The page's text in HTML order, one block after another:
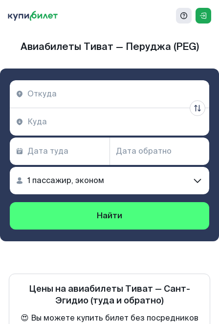
Авиабилеты Тиват — Перуджа (PEG)
Найти
Цены на авиабилеты Тиват — Сант-
Эгидио (туда и обратно)
😍 Вы можете купить билет без посредников